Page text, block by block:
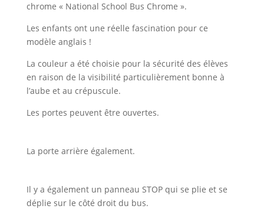
chrome « National School Bus Chrome ».
Les enfants ont une réelle fascination pour ce
modèle anglais !
La couleur a été choisie pour la sécurité des élèves
en raison de la visibilité particulièrement bonne à
l’aube et au crépuscule.
Les portes peuvent être ouvertes.
La porte arrière également.
Il y a également un panneau STOP qui se plie et se
déplie sur le côté droit du bus.